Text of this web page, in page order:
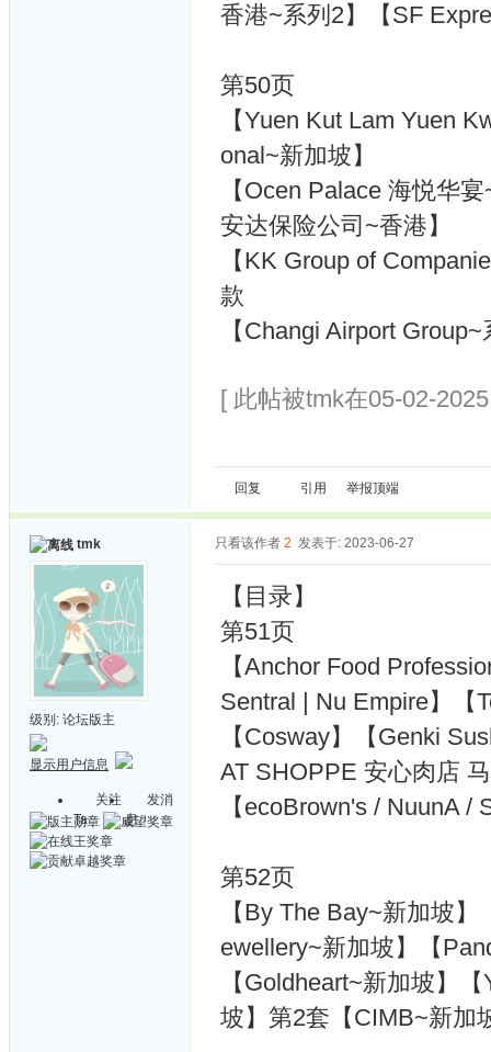
香港~系列2】【SF
第50页
【Yuen Kut Lam Yuen
onal~新加坡】
【Ocen Palace 海悦华
安达保险公司~香港】
【KK Group of
款
【Changi Airport
[ 此帖被tmk在05-02-
回复 引用 举报顶端
tmk
级别: 论坛版主
显示用户信息
关注
Ta
发消
息
只看该作者 2 发表于: 2023-06-27
【目录】
第51页
【Anchor Food
Sentral | Nu Empire】【
【Cosway】【Genki
AT SHOPPE 安心肉店
【ecoBrown's / NuunA /
第52页
【By The Bay~新加坡
ewellery~新加坡】【
【Goldheart~新加坡】
坡】第2套【CIMB~新加